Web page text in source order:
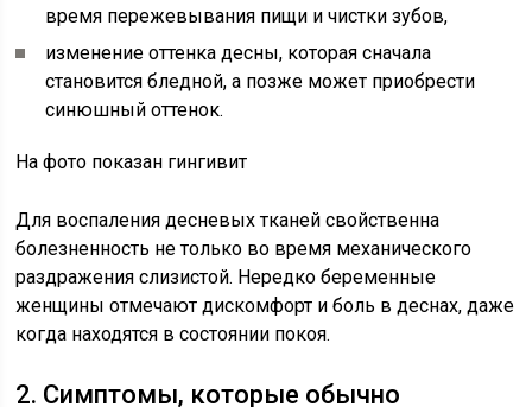
время пережевывания пищи и чистки зубов,
изменение оттенка десны, которая сначала
становится бледной, а позже может приобрести
синюшный оттенок.
На фото показан гингивит
Для воспаления десневых тканей свойственна
болезненность не только во время механического
раздражения слизистой. Нередко беременные
женщины отмечают дискомфорт и боль в деснах, даже
когда находятся в состоянии покоя.
2. Симптомы, которые обычно